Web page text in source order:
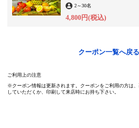
2～30名
4,800円(税込)
クーポン一覧へ戻る
ご利用上の注意
クーポン情報は更新されます。クーポンをご利用の方は
していただくか、印刷して来店時にお持ち下さい。
この店舗情報をシェア
https://alegria-kashiwa.owst.jp/coupons/222899156